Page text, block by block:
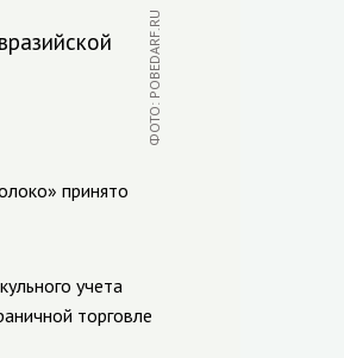
ФОТО: POBEDARF.RU
принято
учета
торговле